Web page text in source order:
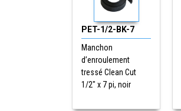
PET-1/2-BK-7
Manchon
d’enroulement
tressé Clean Cut
1/2" x 7 pi, noir